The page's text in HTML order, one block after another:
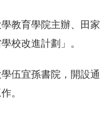
教育學院主辦、田家
校改進計劃」。
伍宜孫書院，開設通
。